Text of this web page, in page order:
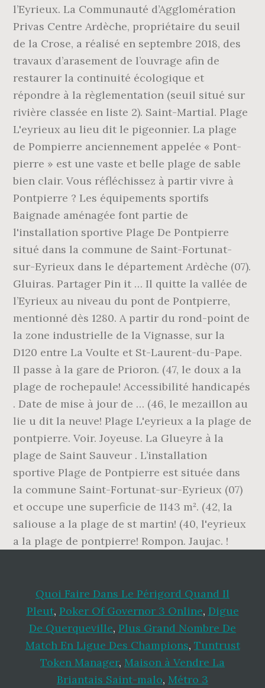
l’Eyrieux. La Communauté d’Agglomération
Privas Centre Ardèche, propriétaire du seuil
de la Crose, a réalisé en septembre 2018, des
travaux d’arasement de l’ouvrage afin de
restaurer la continuité écologique et
répondre à la règlementation (seuil situé sur
rivière classée en liste 2). Saint-Martial. Plage
L'eyrieux au lieu dit le pigeonnier. La plage
de Pompierre anciennement appelée « Pont-
pierre » est une vaste et belle plage de sable
bien clair. Vous réfléchissez à partir vivre à
Pontpierre ? Les équipements sportifs
Baignade aménagée font partie de
l'installation sportive Plage De Pontpierre
situé dans la commune de Saint-Fortunat-
sur-Eyrieux dans le département Ardèche (07).
Gluiras. Partager Pin it … Il quitte la vallée de
l’Eyrieux au niveau du pont de Pontpierre,
mentionné dès 1280. A partir du rond-point de
la zone industrielle de la Vignasse, sur la
D120 entre La Voulte et St-Laurent-du-Pape.
Il passe à la gare de Prioron. (47, le doux a la
plage de rochepaule! Accessibilité handicapés
. Date de mise à jour de … (46, le mezaillon au
lie u dit la neuve! Plage L'eyrieux a la plage de
pontpierre. Voir. Joyeuse. La Glueyre à la
plage de Saint Sauveur . L’installation
sportive Plage de Pontpierre est située dans
la commune Saint-Fortunat-sur-Eyrieux (07)
et occupe une superficie de 1143 m². (42, la
saliouse a la plage de st martin! (40, l'eyrieux
a la plage de pontpierre! Rompon. Jaujac. !
Quoi Faire Dans Le Périgord Quand Il
Pleut, Poker Of Governor 3 Online, Digue
De Querqueville, Plus Grand Nombre De
Match En Ligue Des Champions, Tuntrust
Token Manager, Maison à Vendre La
Briantais Saint-malo, Métro 3